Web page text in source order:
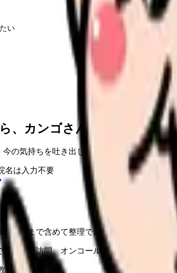
い
、カンゴさんの部屋で少し話
の気持ちを吐き出して、何がつらいのか、
名は入力不要
体制まで含めて整理できます。
。同行訪問、オンコール頻度、移動手段、
育体制